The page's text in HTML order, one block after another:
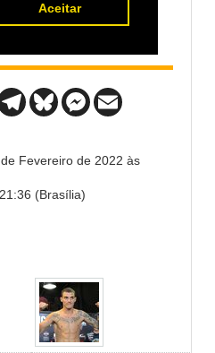
Aceitar
x Renato
Fevereiro de 2022 às
21:36 (Brasília)